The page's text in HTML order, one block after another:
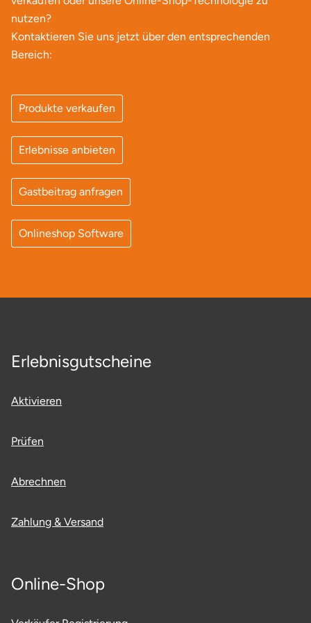
nutzen?
Kontaktieren Sie uns jetzt über den entsprechenden
Bereich:
Produkte verkaufen
Erlebnisse anbieten
Gastbeitrag anfragen
Onlineshop Software
Erlebnisgutscheine
Aktivieren
Prüfen
Abrechnen
Zahlung & Versand
Online-Shop
Potsdam-Mittelmark
Prignitz
Rendsburg Eckernförde
Rheine
Rodgau
Rostock
Rügen
Salzgitter
Schongau
Schwabach
Seligenstadt